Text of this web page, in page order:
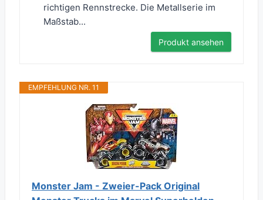
richtigen Rennstrecke. Die Metallserie im
Maßstab...
Produkt ansehen
EMPFEHLUNG NR. 11
Monster Jam - Zweier-Pack Original